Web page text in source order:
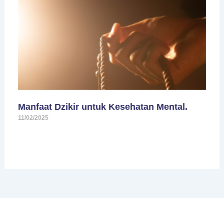
Manfaat Dzikir untuk Kesehatan Mental.
11/02/2025